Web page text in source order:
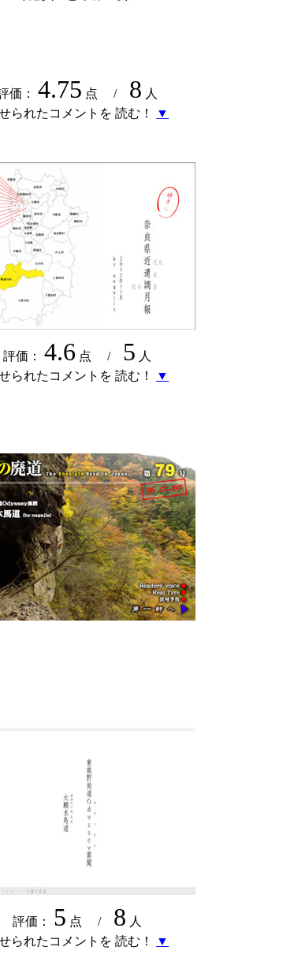
価：4.75 点 / 8 人
られたコメントを 読む！
▼
評価：4.6 点 / 5 人
られたコメントを 読む！
▼
評価： 5 点 / 8 人
られたコメントを 読む！
▼